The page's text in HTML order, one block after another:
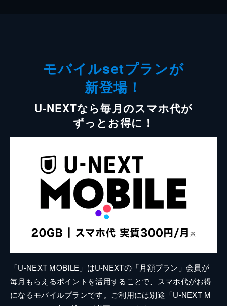
モバイルsetプランが
新登場！
U-NEXTなら毎月のスマホ代が
ずっとお得に！
「U-NEXT MOBILE」はU-NEXTの「月額プラン」会員が
毎月もらえるポイントを活用することで、スマホ代がお得
になるモバイルプランです。ご利用には別途「U-NEXT M